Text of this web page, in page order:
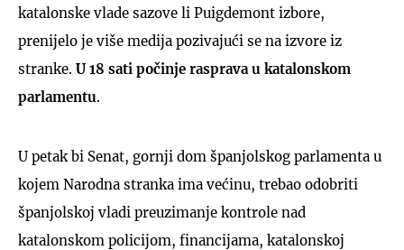
katalonske vlade sazove li Puigdemont izbore,
prenijelo je više medija pozivajući se na izvore iz
stranke. U 18 sati počinje rasprava u katalonskom
parlamentu.
U petak bi Senat, gornji dom španjolskog parlamenta u
kojem Narodna stranka ima većinu, trebao odobriti
španjolskoj vladi preuzimanje kontrole nad
katalonskom policijom, financijama, katalonskoj